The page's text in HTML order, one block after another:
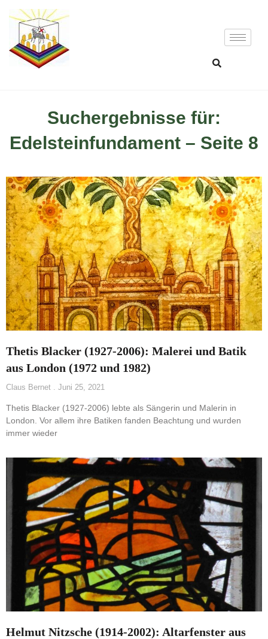
Suchergebnisse für:
Edelsteinfundament – Seite 8
Thetis Blacker (1927-2006): Malerei und Batik
aus London (1972 und 1982)
Claus Bernet Juni 25, 2021
Thetis Blacker (1927-2006) lebte als Sängerin und Malerin in
London. Vor allem ihre Batiken fanden Beachtung und wurden
immer wieder
Helmut Nitzsche (1914-2002): Altarfenster aus